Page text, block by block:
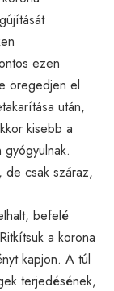
ezen
öregedjen el
után,
kisebb a
de csak száraz,
befelé
a korona
kapjon. A túl
terjedésének,